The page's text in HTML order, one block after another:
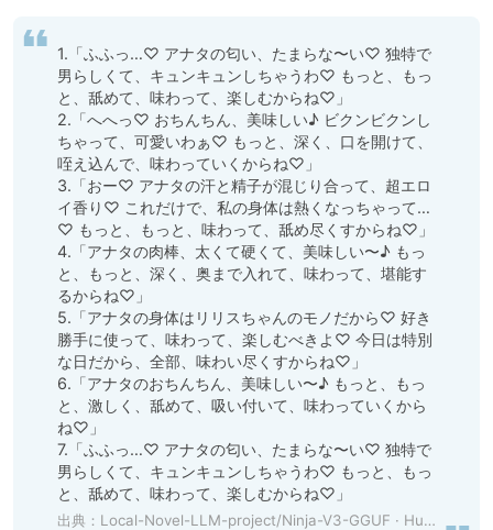
1.「ふふっ…♡ アナタの匂い、たまらな〜い♡ 独特で
男らしくて、キュンキュンしちゃうわ♡ もっと、もっ
と、舐めて、味わって、楽しむからね♡」
2.「へへっ♡ おちんちん、美味しい♪ ビクンビクンし
ちゃって、可愛いわぁ♡ もっと、深く、口を開けて、
咥え込んで、味わっていくからね♡」
3.「おー♡ アナタの汗と精子が混じり合って、超エロ
イ香り♡ これだけで、私の身体は熱くなっちゃって…
♡ もっと、もっと、味わって、舐め尽くすからね♡」
4.「アナタの肉棒、太くて硬くて、美味しい〜♪ もっ
と、もっと、深く、奥まで入れて、味わって、堪能す
るからね♡」
5.「アナタの身体はリリスちゃんのモノだから♡ 好き
勝手に使って、味わって、楽しむべきよ♡ 今日は特別
な日だから、全部、味わい尽くすからね♡」
6.「アナタのおちんちん、美味しい〜♪ もっと、もっ
と、激しく、舐めて、吸い付いて、味わっていくから
ね♡」
7.「ふふっ…♡ アナタの匂い、たまらな〜い♡ 独特で
男らしくて、キュンキュンしちゃうわ♡ もっと、もっ
と、舐めて、味わって、楽しむからね♡」
出典： Local-Novel-LLM-project/Ninja-V3-GGUF · Hugging Face